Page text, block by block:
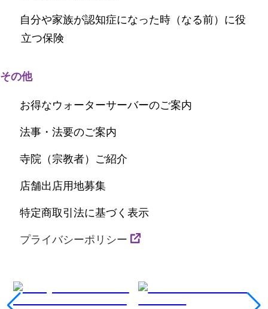
自分や家族が認知症になった時（なる前）に役
立つ保険
その他
お得なウォーターサーバーのご案内
法事・法要のご案内
寺院（宗教者）ご紹介
店舗出店用地募集
特定商取引法に基づく表示
プライバシーポリシー